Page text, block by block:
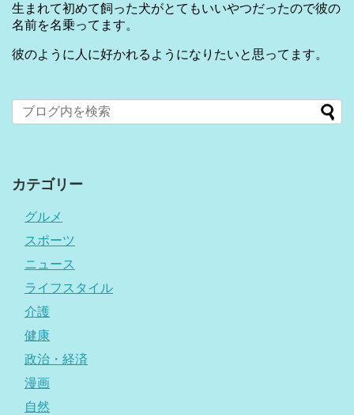
生まれて初めて飼った犬がとてもいいやつだったので彼の
名前を名乗ってます。
彼のように人に好かれるようになりたいと思ってます。
カテゴリー
グルメ
スポーツ
ニュース
ライフスタイル
介護
健康
政治・経済
漫画
自然